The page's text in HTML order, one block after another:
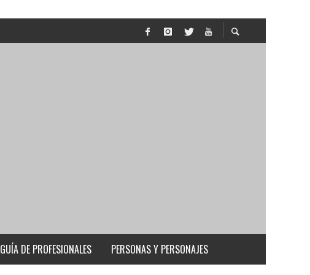
GUÍA DE PROFESIONALES PERSONAS Y PERSONAJES